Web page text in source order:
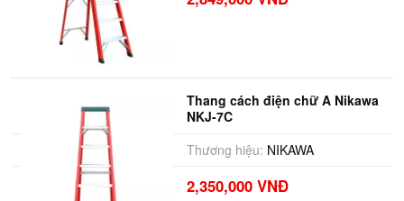
Thang cách điện chữ A Nikawa
NKJ-7C
Thương hiệu: NIKAWA
2,350,000 VNĐ